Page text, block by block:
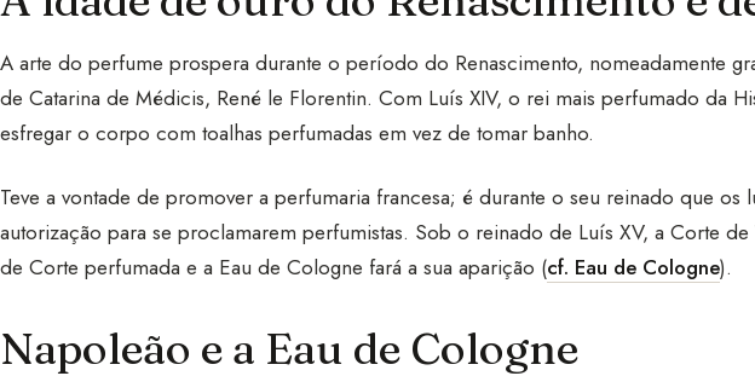
A arte do perfume prospera durante o período do Renascimento, nomeadamente
de Catarina de Médicis, René le Florentin. Com Luís XIV, o rei mais perfumado da
esfregar o corpo com toalhas perfumadas em vez de tomar banho.
Teve a vontade de promover a perfumaria francesa; é durante o seu reinado que os
autorização para se proclamarem perfumistas. Sob o reinado de Luís XV, a Corte de
de Corte perfumada e a Eau de Cologne fará a sua aparição (cf. Eau de Cologne).
Napoleão e a Eau de Cologne